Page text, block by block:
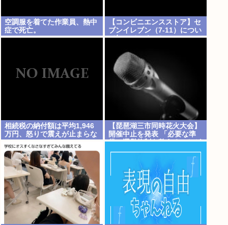
空調服を着てた作業員、熱中
症で死亡。
【コンビニエンスストア】セ
ブンイレブン（7-11）につい
て知っていること
相続税の納付額は平均1,946
万円、怒りで震えが止まらな
【琵琶湖三市同時花火大会】
開催中止を発表 「必要な準
備・運営体制を整えることが
困難」 22日の開催予定…3市